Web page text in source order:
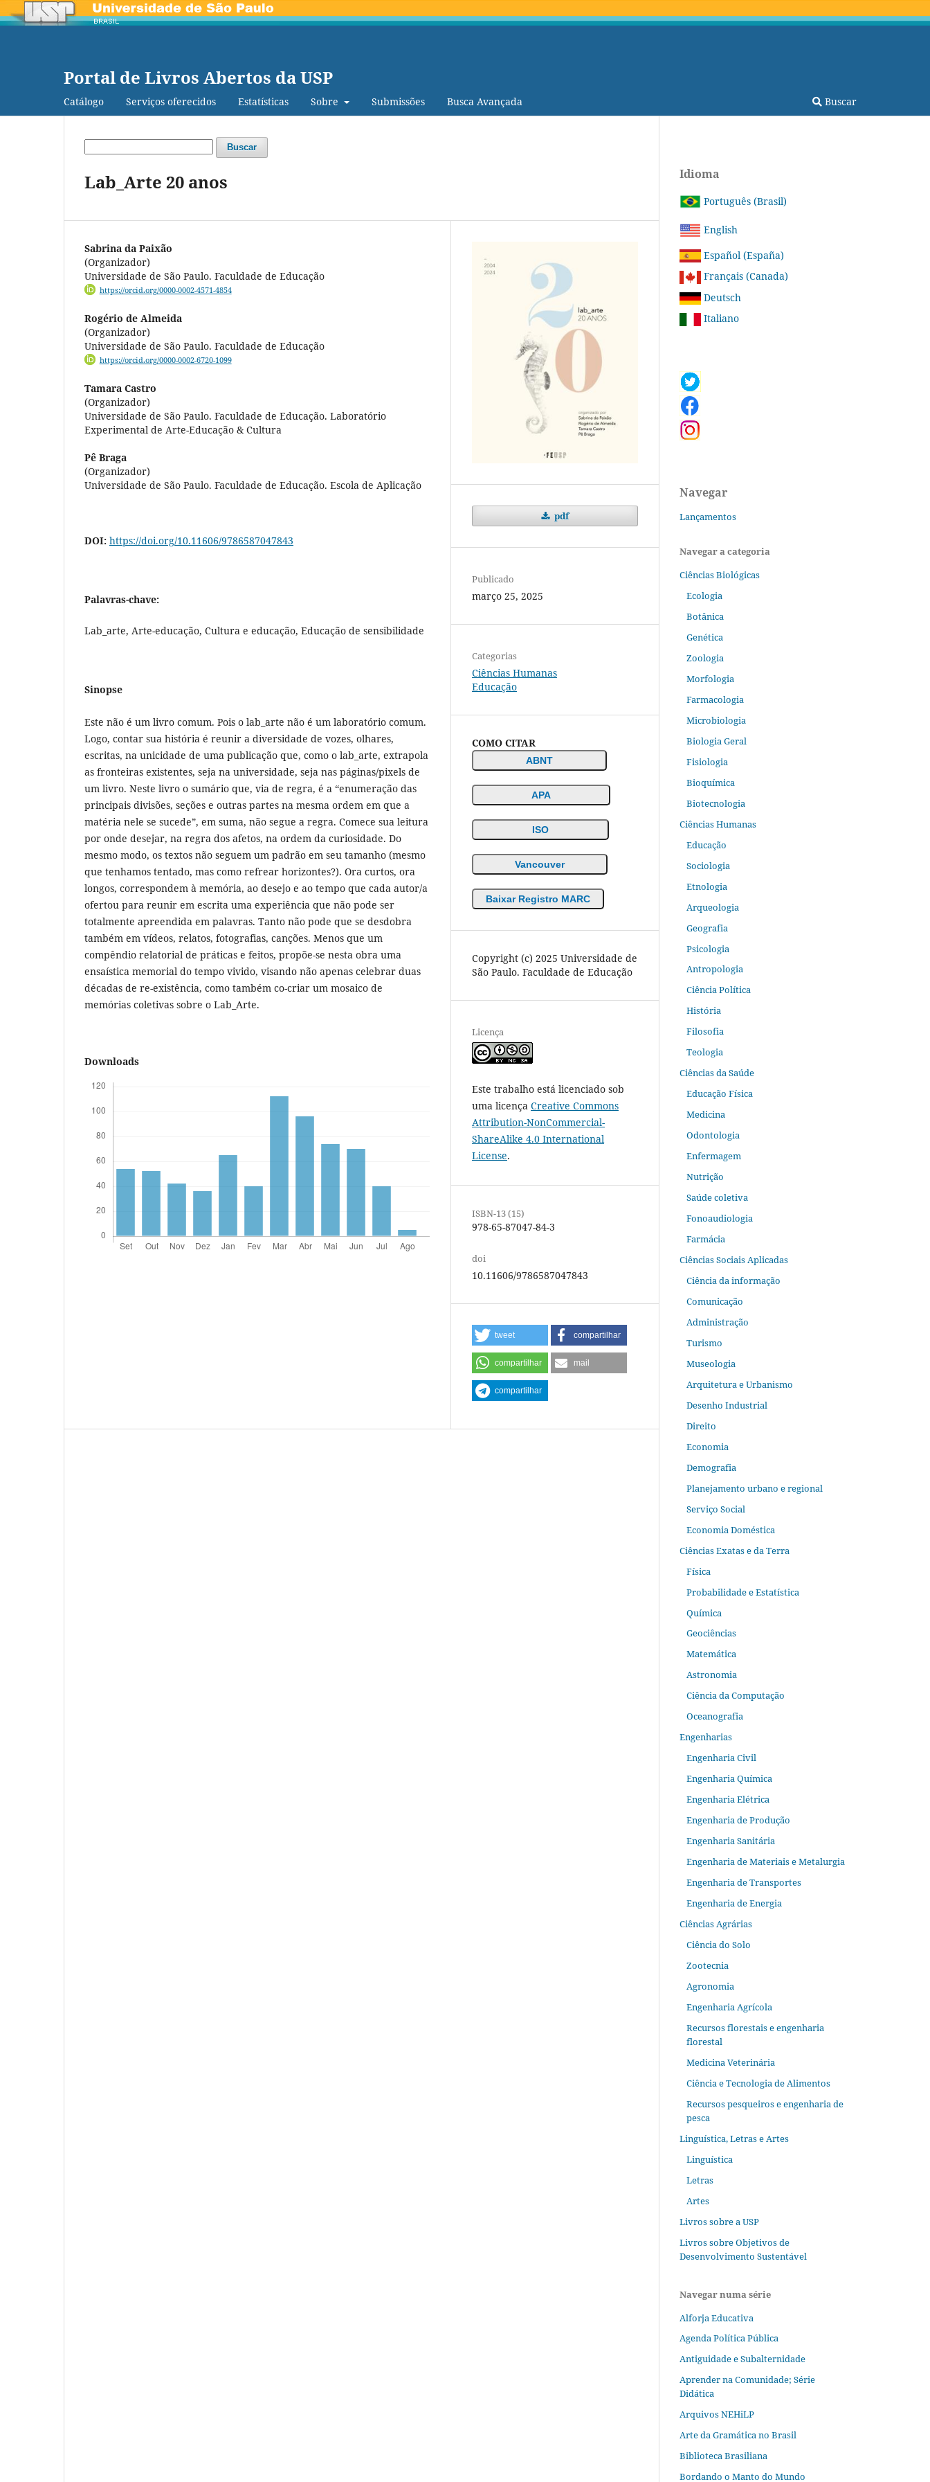
Portal de Livros Abertos da USP
Catálogo Serviços oferecidos Estatísticas Sobre Submissões Busca Avançada Buscar
Buscar
Lab_Arte 20 anos
Sabrina da Paixão
(Organizador)
Universidade de São Paulo. Faculdade de Educação
https://orcid.org/0000-0002-4571-4854
Rogério de Almeida
(Organizador)
Universidade de São Paulo. Faculdade de Educação
https://orcid.org/0000-0002-6720-1099
Tamara Castro
(Organizador)
Universidade de São Paulo. Faculdade de Educação. Laboratório
Experimental de Arte-Educação & Cultura
Pê Braga
(Organizador)
Universidade de São Paulo. Faculdade de Educação. Escola de Aplicação
DOI: https://doi.org/10.11606/9786587047843
Palavras-chave:
Lab_arte, Arte-educação, Cultura e educação, Educação de sensibilidade
Sinopse
Este não é um livro comum. Pois o lab_arte não é um laboratório comum.
Logo, contar sua história é reunir a diversidade de vozes, olhares,
escritas, na unicidade de uma publicação que, como o lab_arte, extrapola
as fronteiras existentes, seja na universidade, seja nas páginas/pixels de
um livro. Neste livro o sumário que, via de regra, é a “enumeração das
principais divisões, seções e outras partes na mesma ordem em que a
matéria nele se sucede”, em suma, não segue a regra. Comece sua leitura
por onde desejar, na regra dos afetos, na ordem da curiosidade. Do
mesmo modo, os textos não seguem um padrão em seu tamanho (mesmo
que tenhamos tentado, mas como refrear horizontes?). Ora curtos, ora
longos, correspondem à memória, ao desejo e ao tempo que cada autor/a
ofertou para reunir em escrita uma experiência que não pode ser
totalmente apreendida em palavras. Tanto não pode que se desdobra
também em vídeos, relatos, fotografias, canções. Menos que um
compêndio relatorial de práticas e feitos, propõe-se nesta obra uma
ensaística memorial do tempo vivido, visando não apenas celebrar duas
décadas de re-existência, como também co-criar um mosaico de
memórias coletivas sobre o Lab_Arte.
Downloads
pdf
Publicado
março 25, 2025
Categorias
Ciências Humanas
Educação
COMO CITAR
ABNT
APA
ISO
Vancouver
Baixar Registro MARC
Copyright (c) 2025 Universidade de
São Paulo. Faculdade de Educação
Licença
Este trabalho está licenciado sob
uma licença Creative Commons
Attribution-NonCommercial-
ShareAlike 4.0 International
License.
ISBN-13 (15)
978-65-87047-84-3
doi
10.11606/9786587047843
tweet compartilhar
compartilhar mail
compartilhar
Idioma
Português (Brasil)
English
Español (España)
Français (Canada)
Deutsch
Italiano
Navegar
Lançamentos
Navegar a categoria
Ciências Biológicas
Ecologia
Botânica
Genética
Zoologia
Morfologia
Farmacologia
Microbiologia
Biologia Geral
Fisiologia
Bioquímica
Biotecnologia
Ciências Humanas
Educação
Sociologia
Etnologia
Arqueologia
Geografia
Psicologia
Antropologia
Ciência Política
História
Filosofia
Teologia
Ciências da Saúde
Educação Física
Medicina
Odontologia
Enfermagem
Nutrição
Saúde coletiva
Fonoaudiologia
Farmácia
Ciências Sociais Aplicadas
Ciência da informação
Comunicação
Administração
Turismo
Museologia
Arquitetura e Urbanismo
Desenho Industrial
Direito
Economia
Demografia
Planejamento urbano e regional
Serviço Social
Economia Doméstica
Ciências Exatas e da Terra
Física
Probabilidade e Estatística
Química
Geociências
Matemática
Astronomia
Ciência da Computação
Oceanografia
Engenharias
Engenharia Civil
Engenharia Química
Engenharia Elétrica
Engenharia de Produção
Engenharia Sanitária
Engenharia de Materiais e Metalurgia
Engenharia de Transportes
Engenharia de Energia
Ciências Agrárias
Ciência do Solo
Zootecnia
Agronomia
Engenharia Agrícola
Recursos florestais e engenharia
florestal
Medicina Veterinária
Ciência e Tecnologia de Alimentos
Recursos pesqueiros e engenharia de
pesca
Linguística, Letras e Artes
Linguística
Letras
Artes
Livros sobre a USP
Livros sobre Objetivos de
Desenvolvimento Sustentável
Navegar numa série
Alforja Educativa
Agenda Política Pública
Antiguidade e Subalternidade
Aprender na Comunidade; Série
Didática
Arquivos NEHiLP
Arte da Gramática no Brasil
Biblioteca Brasiliana
Bordando o Manto do Mundo